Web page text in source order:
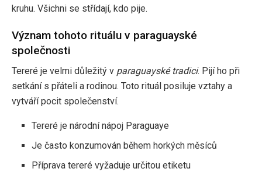
kruhu. Všichni se střídají, kdo pije.
Význam tohoto rituálu v paraguayské
společnosti
Tereré je velmi důležitý v paraguayské tradici. Pijí ho při
setkání s přáteli a rodinou. Toto rituál posiluje vztahy a
vytváří pocit společenství.
Tereré je národní nápoj Paraguaye
Je často konzumován během horkých měsíců
Příprava tereré vyžaduje určitou etiketu